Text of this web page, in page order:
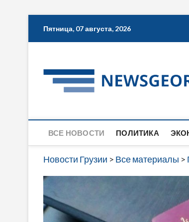
Пятница, 07 августа, 2026
ВСЕ НОВОСТИ ПОЛИТИКА
Новости Грузии > Все материалы >